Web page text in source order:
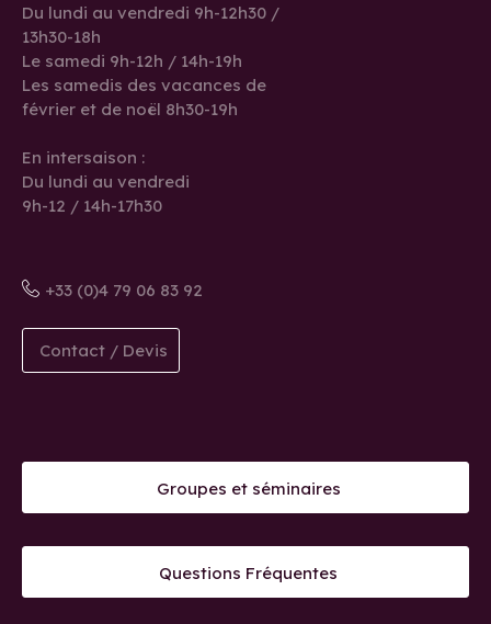
Du lundi au vendredi 9h-12h30 /
13h30-18h
Le samedi 9h-12h / 14h-19h
Les samedis des vacances de
février et de noël 8h30-19h
En intersaison :
Du lundi au vendredi
9h-12 / 14h-17h30
+33 (0)4 79 06 83 92
Contact / Devis
Groupes et séminaires
Questions Fréquentes